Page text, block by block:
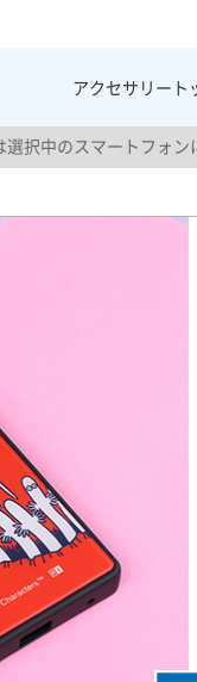
アクセサリー ト
選択中のスマートフォン